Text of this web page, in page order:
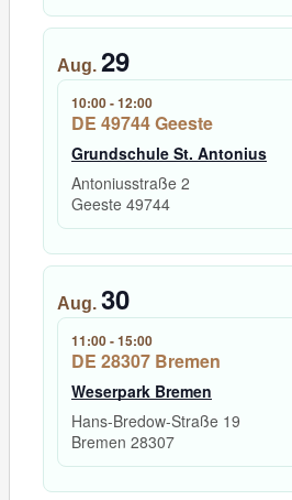
Aug. 29
10:00-12:00
DE 49744 Geeste
Grundschule St. Antonius
Antoniusstraße 2
Geeste 49744
Aug. 30
11:00-15:00
DE 28307 Bremen
Weserpark Bremen
Hans-Bredow-Straße 19
Bremen 28307